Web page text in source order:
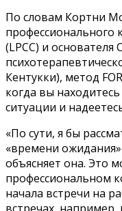
По словам Кортни
профессионального
(LPCC) и
Кентукки), метод
когда вы
ситуации и
«По сути, я бы
«времени
объясняет она. Это
профессиональном
начала встречи на